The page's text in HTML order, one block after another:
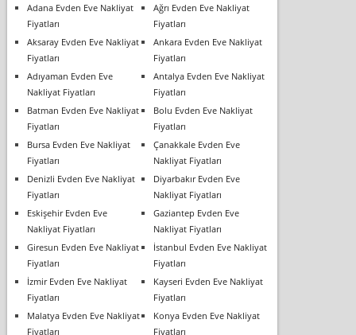
Adana Evden Eve Nakliyat
Fiyatları
Ağrı Evden Eve Nakliyat
Fiyatları
Aksaray Evden Eve Nakliyat
Fiyatları
Ankara Evden Eve Nakliyat
Fiyatları
Adıyaman Evden Eve
Nakliyat Fiyatları
Antalya Evden Eve Nakliyat
Fiyatları
Batman Evden Eve Nakliyat
Fiyatları
Bolu Evden Eve Nakliyat
Fiyatları
Bursa Evden Eve Nakliyat
Fiyatları
Çanakkale Evden Eve
Nakliyat Fiyatları
Denizli Evden Eve Nakliyat
Fiyatları
Diyarbakır Evden Eve
Nakliyat Fiyatları
Eskişehir Evden Eve
Nakliyat Fiyatları
Gaziantep Evden Eve
Nakliyat Fiyatları
Giresun Evden Eve Nakliyat
Fiyatları
İstanbul Evden Eve Nakliyat
Fiyatları
İzmir Evden Eve Nakliyat
Fiyatları
Kayseri Evden Eve Nakliyat
Fiyatları
Malatya Evden Eve Nakliyat
Fiyatları
Konya Evden Eve Nakliyat
Fiyatları